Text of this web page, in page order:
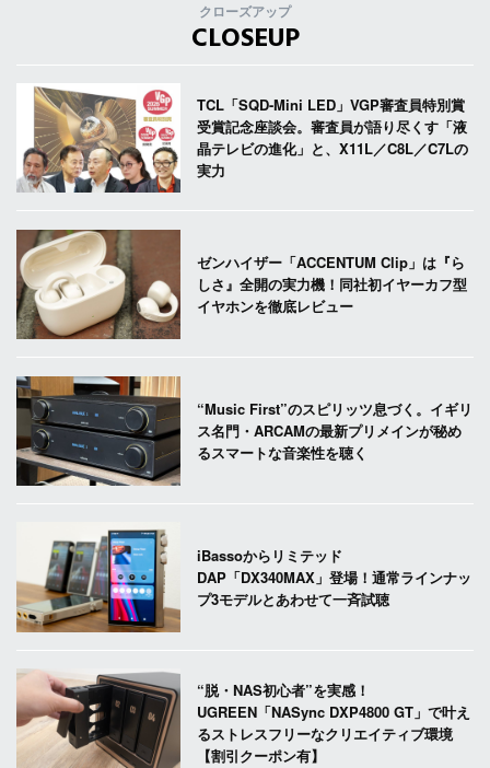
クローズアップ
CLOSEUP
TCL「SQD-Mini LED」VGP審査員特別賞
受賞記念座談会。審査員が語り尽くす「液
晶テレビの進化」と、X11L／C8L／C7Lの
実力
ゼンハイザー「ACCENTUM Clip」は『ら
しさ』全開の実力機！同社初イヤーカフ型
イヤホンを徹底レビュー
“Music First”のスピリッツ息づく。イギリ
ス名門・ARCAMの最新プリメインが秘め
るスマートな音楽性を聴く
iBassoからリミテッド
DAP「DX340MAX」登場！通常ラインナッ
プ3モデルとあわせて一斉試聴
“脱・NAS初心者”を実感！
UGREEN「NASync DXP4800 GT」で叶え
るストレスフリーなクリエイティブ環境
【割引クーポン有】